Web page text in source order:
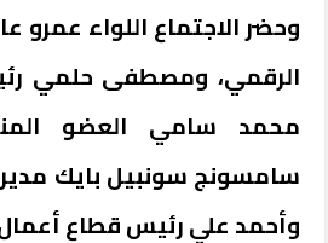
وحضر الاجتماع اللواء عمرو
الرقمي، ومصطفى حلمي
محمد سامي العضو
سامسونج سونبيل بايك
وأحمد علي رئيس قطاع
خشبية